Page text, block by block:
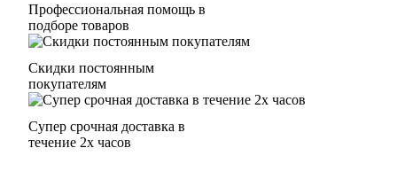
Профессиональная помощь в
подборе товаров
Скидки постоянным
покупателям
Супер срочная доставка в
течение 2х часов